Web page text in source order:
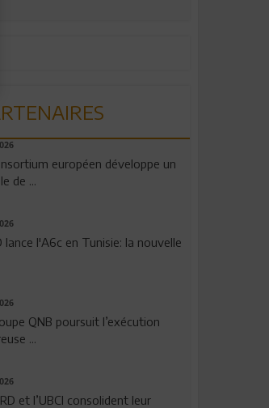
européen développe un
de ...
lance l'A6c en Tunisie: la nouvelle
QNB poursuit l’exécution
...
et l’UBCI consolident leur